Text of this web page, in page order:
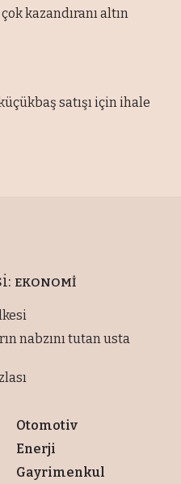
kazandıranı altın
satışı için ihale
EKONOMİ
nabzını tutan usta
Otomotiv
Enerji
Gayrimenkul